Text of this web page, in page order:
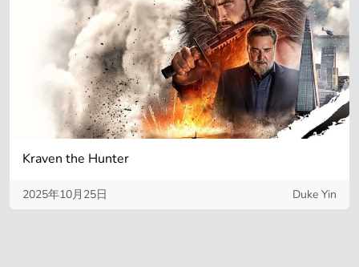
Kraven the Hunter
2025年10月25日 Duke Yin